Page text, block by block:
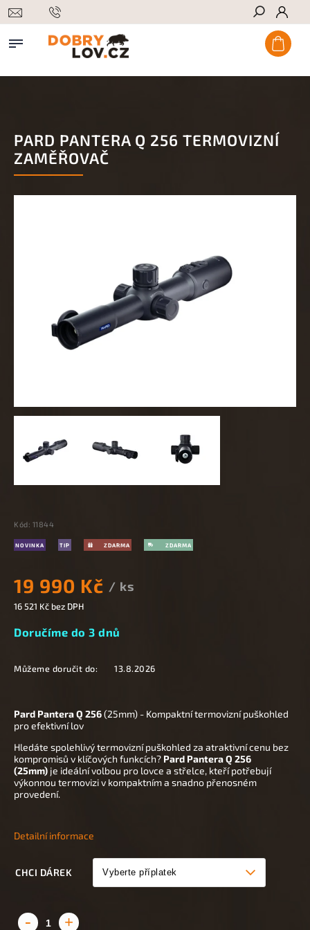
Hledat
PARD PANTERA Q 256 TERMOVIZNÍ
ZAMĚŘOVAČ
Kód: 11844
NOVINKA TIP
19 990 Kč / ks
16 521 Kč bez DPH
Doručíme do 3 dnů
Můžeme doručit do: 13.8.2026
CHCI DÁREK
Pard Pantera Q 256(25mm) - Kompaktní termovizní puškohled
pro efektivní lov
Hledáte spolehlivý termovizní puškohled za atraktivní cenu bez
kompromisů v klíčových funkcích? Pard Pantera Q 256
(25mm) je ideální volbou pro lovce a střelce, kteří potřebují
výkonnou termovizi v kompaktním a snadno přenosném
provedení.
Detailní informace